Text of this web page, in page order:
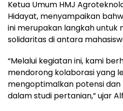
Ketua Umum HMJ
Hidayat, menyampaikan
ini merupakan langkah untuk
solidaritas di antara
“Melalui kegiatan ini, kami
mendorong kolaborasi yang
mengoptimalkan potensi
dalam studi pertanian,” ujar